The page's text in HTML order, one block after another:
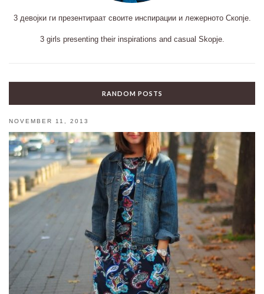
3 девојки ги презентираат своите инспирации и лежерното Скопје.
3 girls presenting their inspirations and casual Skopje.
RANDOM POSTS
NOVEMBER 11, 2013